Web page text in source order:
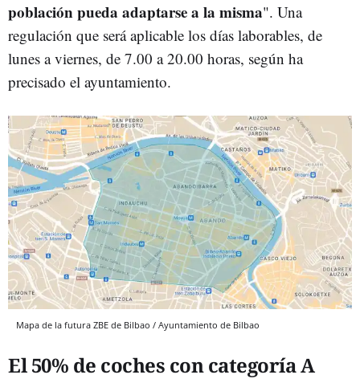
población pueda adaptarse a la misma". Una
regulación que será aplicable los días laborables, de
lunes a viernes, de 7.00 a 20.00 horas, según ha
precisado el ayuntamiento.
Mapa de la futura ZBE de Bilbao / Ayuntamiento de Bilbao
El 50% de coches con categoría A